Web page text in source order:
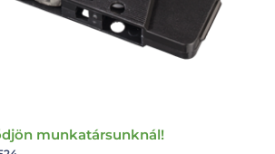
munkatársunknál!